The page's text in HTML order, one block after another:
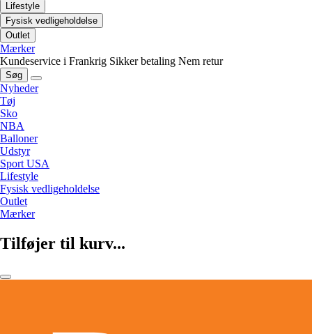
Lifestyle
Fysisk vedligeholdelse
Outlet
Mærker
Kundeservice i Frankrig Sikker betaling Nem retur
Søg
Nyheder
Tøj
Sko
NBA
Balloner
Udstyr
Sport USA
Lifestyle
Fysisk vedligeholdelse
Outlet
Mærker
Tilføjer til kurv...